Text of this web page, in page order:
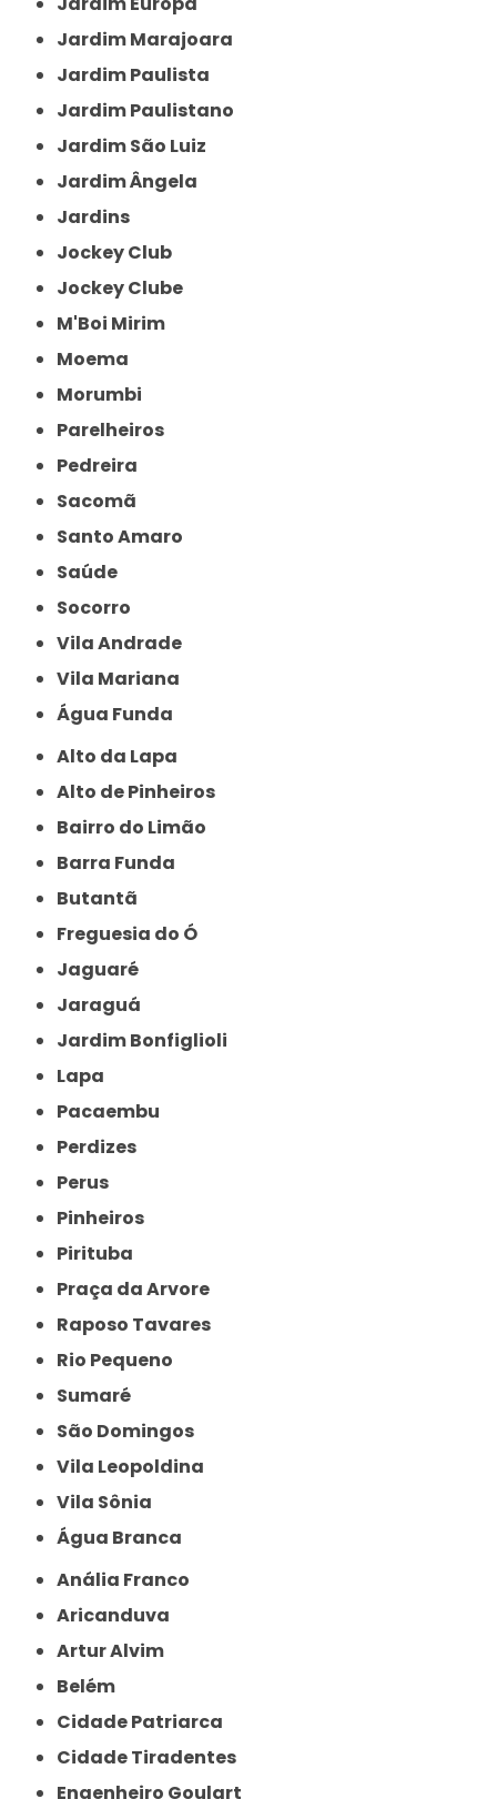
Jardim Marajoara
Jardim Paulista
Jardim Paulistano
Jardim São Luiz
Jardim Ângela
Jardins
Jockey Club
Jockey Clube
M'Boi Mirim
Moema
Morumbi
Parelheiros
Pedreira
Sacomã
Santo Amaro
Saúde
Socorro
Vila Andrade
Vila Mariana
Água Funda
Alto da Lapa
Alto de Pinheiros
Bairro do Limão
Barra Funda
Butantã
Freguesia do Ó
Jaguaré
Jaraguá
Jardim Bonfiglioli
Lapa
Pacaembu
Perdizes
Perus
Pinheiros
Pirituba
Praça da Arvore
Raposo Tavares
Rio Pequeno
Sumaré
São Domingos
Vila Leopoldina
Vila Sônia
Água Branca
Anália Franco
Aricanduva
Artur Alvim
Belém
Cidade Patriarca
Cidade Tiradentes
Engenheiro Goulart